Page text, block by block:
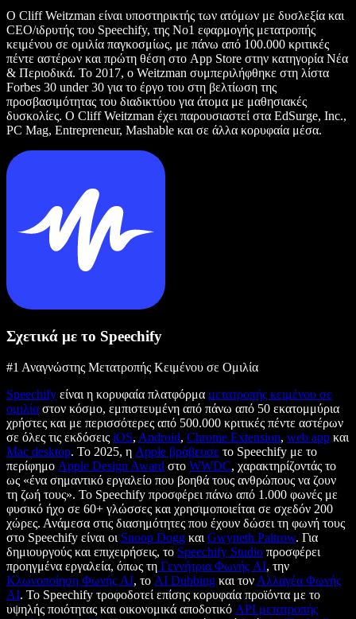
Ο Cliff Weitzman είναι υποστηρικτής των ατόμων με δυσλεξία και
CEO/ιδρυτής του Speechify, της Νο1 εφαρμογής μετατροπής
κειμένου σε ομιλία παγκοσμίως, με πάνω από 100.000 κριτικές
πέντε αστέρων και πρώτη θέση στο App Store στην κατηγορία Νέα
& Περιοδικά. Το 2017, ο Weitzman συμπεριλήφθηκε στη λίστα
Forbes 30 under 30 για το έργο του στη βελτίωση της
προσβασιμότητας του διαδικτύου για άτομα με μαθησιακές
δυσκολίες. Ο Cliff Weitzman έχει παρουσιαστεί στα EdSurge, Inc.,
PC Mag, Entrepreneur, Mashable και σε άλλα κορυφαία μέσα.
Σχετικά με το Speechify
#1 Αναγνώστης Μετατροπής Κειμένου σε Ομιλία
Speechify είναι η κορυφαία πλατφόρμα μετατροπής κειμένου σε
ομιλία στον κόσμο, εμπιστευμένη από πάνω από 50 εκατομμύρια
χρήστες και με περισσότερες από 500.000 κριτικές πέντε αστέρων
σε όλες τις εκδόσεις iOS, Android, Chrome Extension, web app και
Mac desktop. Το 2025, η Apple βράβευσε το Speechify με το
περίφημο Apple Design Award στο WWDC, χαρακτηρίζοντάς το
ως «ένα σημαντικό εργαλείο που βοηθά τους ανθρώπους να ζουν
τη ζωή τους». Το Speechify προσφέρει πάνω από 1.000 φωνές με
φυσικό ήχο σε 60+ γλώσσες και χρησιμοποιείται σε σχεδόν 200
χώρες. Ανάμεσα στις διασημότητες που έχουν δώσει τη φωνή τους
στο Speechify είναι οι Snoop Dogg και Gwyneth Paltrow. Για
δημιουργούς και επιχειρήσεις, το Speechify Studio προσφέρει
προηγμένα εργαλεία, όπως τη Γεννήτρια Φωνής AI, την
Κλωνοποίηση Φωνής AI, το AI Dubbing και τον Αλλαγέα Φωνής
AI. Το Speechify τροφοδοτεί επίσης κορυφαία προϊόντα με το
υψηλής ποιότητας και οικονομικά αποδοτικό API μετατροπής